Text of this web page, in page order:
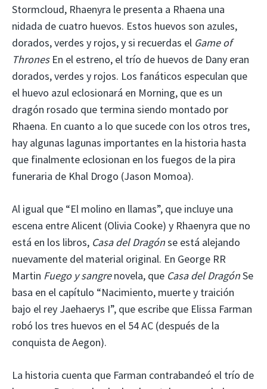
Stormcloud, Rhaenyra le presenta a Rhaena una
nidada de cuatro huevos. Estos huevos son azules,
dorados, verdes y rojos, y si recuerdas el Game of
ThronesEn el estreno, el trío de huevos de Dany eran
dorados, verdes y rojos. Los fanáticos especulan que
el huevo azul eclosionará en Morning, que es un
dragón rosado que termina siendo montado por
Rhaena. En cuanto a lo que sucede con los otros tres,
hay algunas lagunas importantes en la historia hasta
que finalmente eclosionan en los fuegos de la pira
funeraria de Khal Drogo (Jason Momoa).
Al igual que “El molino en llamas”, que incluye una
escena entre Alicent (Olivia Cooke) y Rhaenyra que no
está en los libros, Casa del Dragónse está alejando
nuevamente del material original. En George RR
Martin Fuego y sangrenovela, que Casa del DragónSe
basa en el capítulo “Nacimiento, muerte y traición
bajo el rey Jaehaerys I”, que escribe que Elissa Farman
robó los tres huevos en el 54 AC (después de la
conquista de Aegon).
La historia cuenta que Farman contrabandeó el trío de